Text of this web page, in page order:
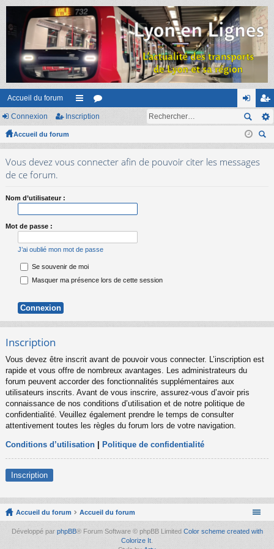
Accueil du forum
ac or on
ne
ns
cri
Connexion Inscription
Accueil du forum
ec
her
Vous devez vous connecter afin de pouvoir citer les messages
de ce forum.
Nom d’utilisateur :
Mot de passe :
J’ai oublié mon mot de passe
Se souvenir de moi
Masquer ma présence lors de cette session
Inscription
Vous devez être inscrit avant de pouvoir vous connecter. L’inscription est
rapide et vous offre de nombreux avantages. Les administrateurs du
forum peuvent accorder des fonctionnalités supplémentaires aux
utilisateurs inscrits. Avant de vous inscrire, assurez-vous d’avoir pris
connaissance de nos conditions d’utilisation et de notre politique de
confidentialité. Veuillez également prendre le temps de consulter
attentivement toutes les règles du forum lors de votre navigation.
Conditions d’utilisation Politique de confidentialité
Inscription
Accueil du forum Accueil du forum
Développé par phpBB® Forum Software © phpBB Limited Color scheme created with
Colorize It.